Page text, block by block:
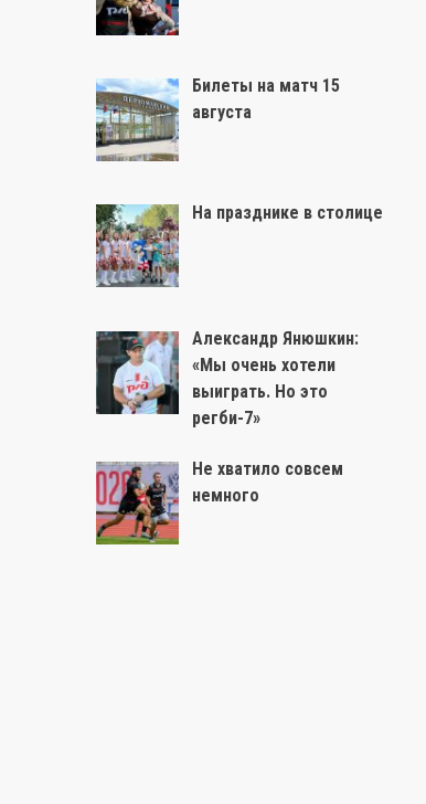
Билеты на матч 15
августа
На празднике в столице
Александр Янюшкин:
«Мы очень хотели
выиграть. Но это
регби-7»
Не хватило совсем
немного